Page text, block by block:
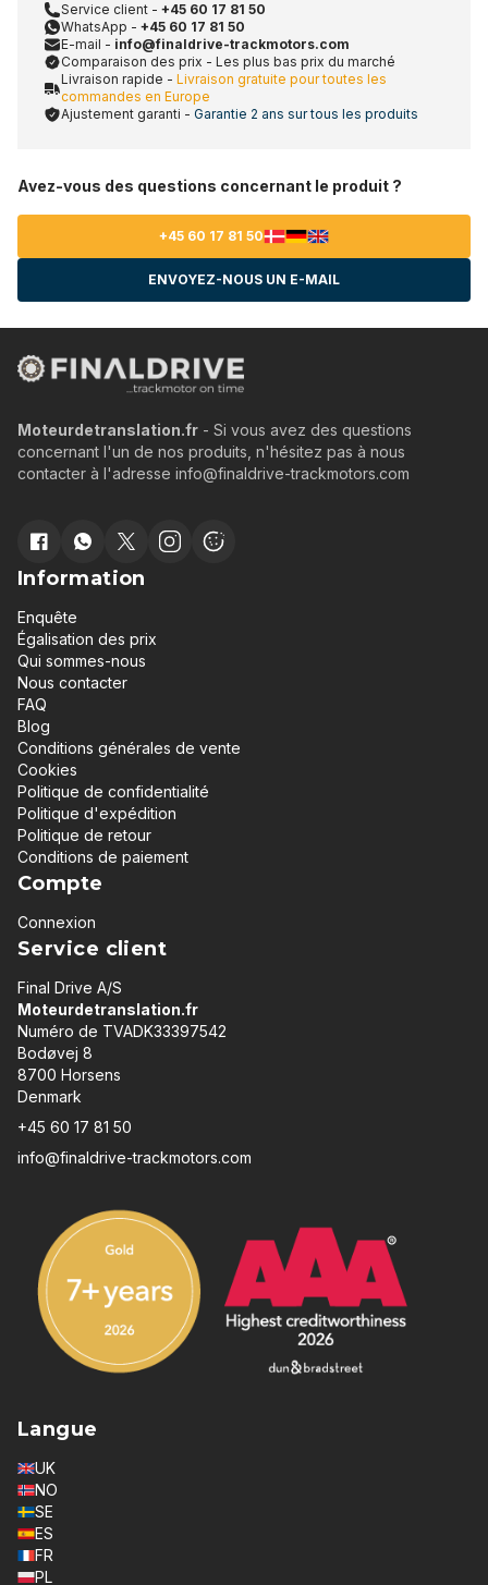
Service client - +45 60 17 81 50
WhatsApp - +45 60 17 81 50
E-mail - info@finaldrive-trackmotors.com
Comparaison des prix - Les plus bas prix du marché
Livraison rapide - Livraison gratuite pour toutes les
commandes en Europe
Ajustement garanti - Garantie 2 ans sur tous les produits
Avez-vous des questions concernant le produit ?
+45 60 17 81 50
ENVOYEZ-NOUS UN E-MAIL
Moteurdetranslation.fr - Si vous avez des questions
concernant l'un de nos produits, n'hésitez pas à nous
contacter à l'adresse info@finaldrive-trackmotors.com
Information
Enquête
Égalisation des prix
Qui sommes-nous
Nous contacter
FAQ
Blog
Conditions générales de vente
Cookies
Politique de confidentialité
Politique d'expédition
Politique de retour
Conditions de paiement
Compte
Connexion
Service client
Final Drive A/S
Moteurdetranslation.fr
Numéro de TVADK33397542
Bodøvej 8
8700 Horsens
Denmark
+45 60 17 81 50
info@finaldrive-trackmotors.com
Langue
UK
NO
SE
ES
FR
PL